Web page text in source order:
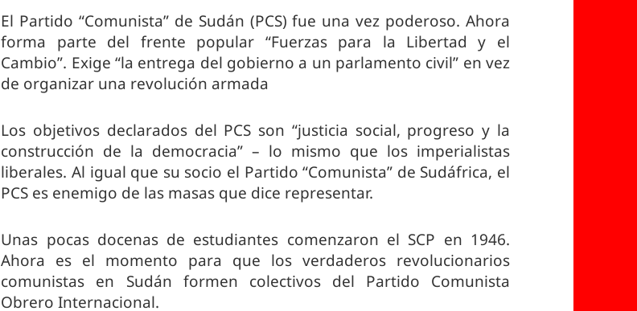
El Partido “Comunista” de Sudán (PCS) fue una vez poderoso. Ahora
forma parte del frente popular “Fuerzas para la Libertad y el
Cambio”. Exige “la entrega del gobierno a un parlamento civil” en vez
de organizar una revolución armada
Los objetivos declarados del PCS son “justicia social, progreso y la
construcción de la democracia” – lo mismo que los imperialistas
liberales. Al igual que su socio el Partido “Comunista” de Sudáfrica, el
PCS es enemigo de las masas que dice representar.
Unas pocas docenas de estudiantes comenzaron el SCP en 1946.
Ahora es el momento para que los verdaderos revolucionarios
comunistas en Sudán formen colectivos del Partido Comunista
Obrero Internacional.